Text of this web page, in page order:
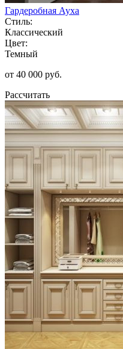
Гардеробная Ауха
Стиль:
Классический
Цвет:
Темный
от 40 000 руб.
Рассчитать